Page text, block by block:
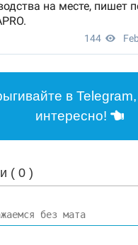
в
интересно!
( 0 )